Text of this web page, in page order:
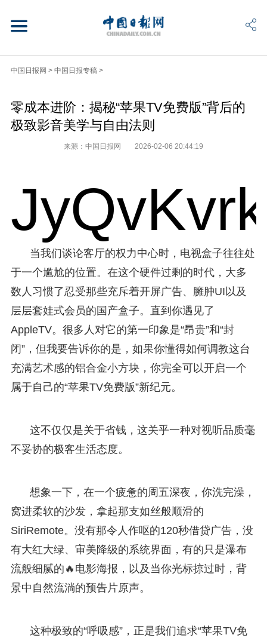
中国日报网 > 中国日报专稿 >
零成本进阶：揭秘“苹果TV免费版”背后的
极致影音美学与自由法则
来源：中国日报网 2026-02-06 20:44:19
当我们谈论客厅的权力中心时，电视盒子往往处
于一个尴尬的位置。在这个硬件过剩的时代，大多
数人习惯了忍受那些充斥着开屏广告、臃肿UI以及
层层套娃式会员的国产盒子。直到你遇见了
AppleTV。很多人对它的第一印象是“昂贵”和“封
闭”，但我要告诉你的是，如果你懂得如何调教这台
充满艺术感的铝合金小方块，你完全可以开启一个
属于自己的“苹果TV免费版”新纪元。
这不仅仅是关于省钱，这关乎一种对视听品质毫
不妥协的极客生活态度。
想象一下，在一个疲惫的周五深夜，你洗完澡，
窝进柔软的沙发，拿起那支如丝般顺滑的
SiriRemote。没有那令人作呕的120秒借贷广告，没
有大红大绿、审美降级的系统界面，有的只是瀑布
流般细腻的🔥电影海报，以及当你光标掠过时，背
景中自然流淌的预告片原声。
这种极致的“呼吸感”，正是我们追求“苹果TV免